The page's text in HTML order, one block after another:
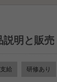
説明と販売
給 研修あり